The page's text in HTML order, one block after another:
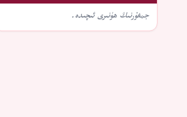
جمغۇرنىڭ ھۈنىرى ئىچىدە.